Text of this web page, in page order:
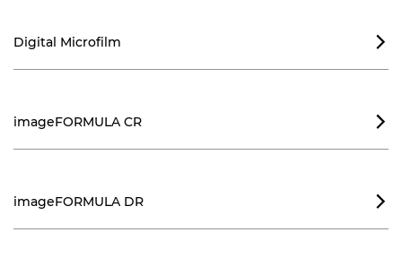
Digital Microfilm 
imageFORMULA CR 
imageFORMULA DR 